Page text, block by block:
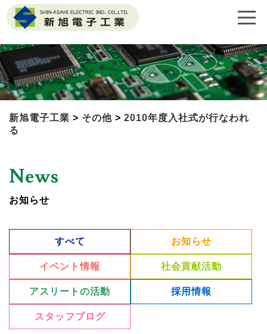
新旭電子工業 > その他 > 2010年度入社式が行なわれ
る
News
お知らせ
すべて お知らせ
イベント情報 社会貢献活動
アスリートの活動 採用情報
スタッフブログ